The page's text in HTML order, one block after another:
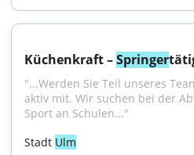
Küchenkraft – Springer
"...Werden Sie Teil unseres
aktiv mit. Wir suchen bei der
Sport an Schulen..."
Stadt Ulm